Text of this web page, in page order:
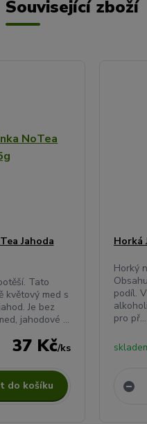
Související zboží
Jahoda
Tato
květový med s
Je bez
jahodové ...
37 Kč/ks
do košíku
Horká
Horký
podíl.
pro př...